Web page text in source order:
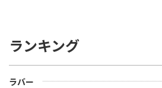
ランキング
ラバー